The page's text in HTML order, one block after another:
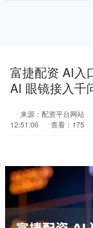
富捷配资 AI入
AI 眼镜接入千
来源：配资平台网站
12:51:06
查看：175